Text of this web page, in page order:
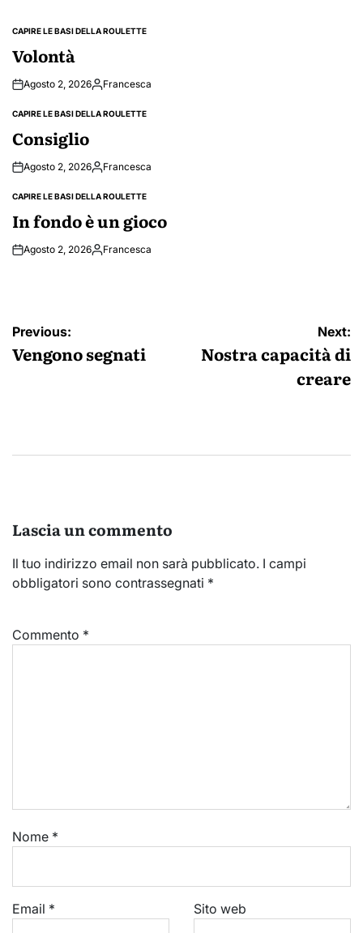
POSTED
CAPIRE LE BASI DELLA ROULETTE
Volontà
Agosto 2, 2026PostedFrancesca
POSTED
CAPIRE LE BASI DELLA ROULETTE
Consiglio
Agosto 2, 2026PostedFrancesca
POSTED
CAPIRE LE BASI DELLA ROULETTE
In fondo è un gioco
Agosto 2, 2026PostedFrancesca
Navigazione
articoli
Previous:
Vengono segnati
Next:
Nostra capacità di
creare
Lascia un commento
Il tuo indirizzo email non sarà pubblicato. I campi
obbligatori sono contrassegnati *
Commento *
Nome *
Email * Sito web